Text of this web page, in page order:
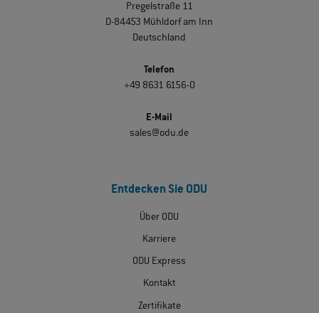
Pregelstraße 11
D-84453 Mühldorf am Inn
Deutschland
Telefon
+49 8631 6156-0
E-Mail
sales@odu.de
Entdecken Sie ODU
Über ODU
Karriere
ODU Express
Kontakt
Zertifikate